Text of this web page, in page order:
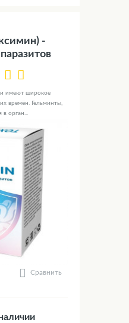
-
имеют широкое
времён. Гельминты,
в орган...
Сравнить